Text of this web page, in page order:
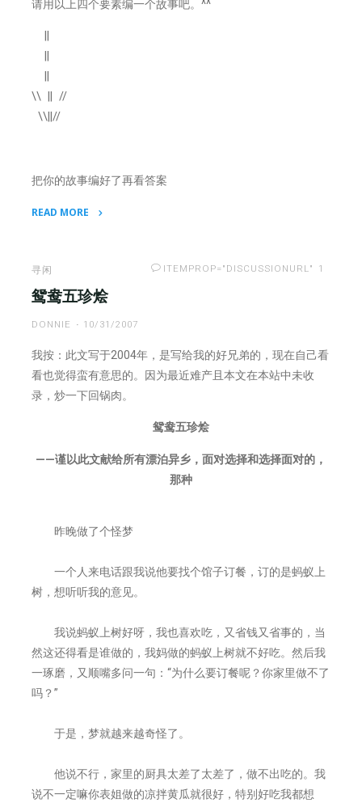
请用以上四个要素编一个故事吧。^^
\\ || //
\\||//
把你的故事编好了再看答案
READ MORE
兔
子
钥
匙"
寻闲 ITEMPROP="DISCUSSIONURL" 1
鸳鸯五珍烩
DONNIE 10/31/2007
我按：此文写于2004年，是写给我的好兄弟的，现在自己看
看也觉得蛮有意思的。因为最近难产且本文在本站中未收
录，炒一下回锅肉。
鸳鸯五珍烩
——谨以此文献给所有漂泊异乡，面对选择和选择面对的，
那种
昨晚做了个怪梦
一个人来电话跟我说他要找个馆子订餐，订的是蚂蚁上
树，想听听我的意见。
我说蚂蚁上树好呀，我也喜欢吃，又省钱又省事的，当
然这还得看是谁做的，我妈做的蚂蚁上树就不好吃。然后我
一琢磨，又顺嘴多问一句：“为什么要订餐呢？你家里做不了
吗？”
于是，梦就越来越奇怪了。
他说不行，家里的厨具太差了太差了，做不出吃的。我
说不一定嘛你表姐做的凉拌黄瓜就很好，特别好吃我都想